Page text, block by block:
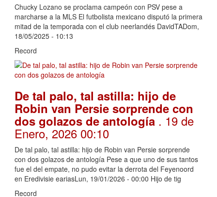
Chucky Lozano se proclama campeón con PSV pese a
marcharse a la MLS El futbolista mexicano disputó la primera
mitad de la temporada con el club neerlandés DavidTADom,
18/05/2025 - 10:13
Record
De tal palo, tal astilla: hijo de
Robin van Persie sorprende con
dos golazos de antología . 19 de
Enero, 2026 00:10
De tal palo, tal astilla: hijo de Robin van Persie sorprende
con dos golazos de antología Pese a que uno de sus tantos
fue el del empate, no pudo evitar la derrota del Feyenoord
en Eredivisie eariasLun, 19/01/2026 - 00:00 Hijo de tig
Record